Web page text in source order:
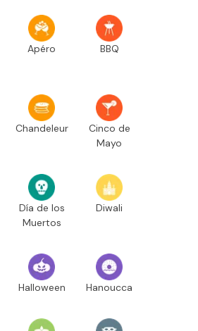
Apéro BBQ
Chandeleur
Cinco de
Mayo
Día de los
Muertos
Diwali
Halloween Hanoucca